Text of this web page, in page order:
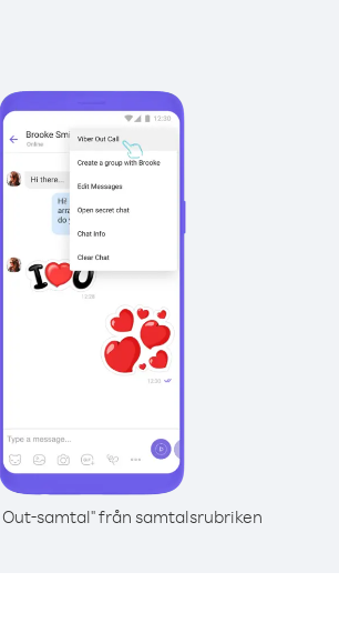
Out-samtal" från samtalsrubriken